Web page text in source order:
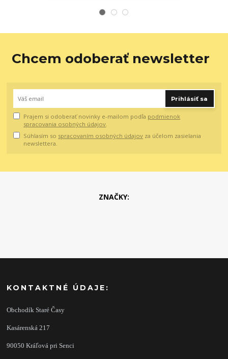
Chcem odoberať newsletter
Prihlásiť sa
Prajem si odoberať novinky e-mailom podľa podmienok
spracovania osobných údajov
Súhlasím so spracovaním osobných údajov za účelom zasielania
newslettera.
ZNAČKY:
KONTAKTNÉ ÚDAJE:
Obchodík Staré Časy
Kasárenská 217
90050 Kráľová pri Senci